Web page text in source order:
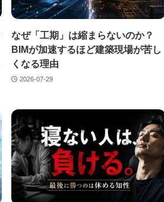
なぜ「工期」は縮まらないのか？
BIMが加速するほど建築現場が苦し
くなる理由
2026-07-29